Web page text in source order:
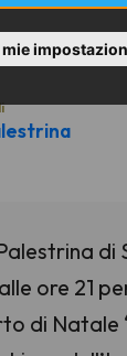
mie
di
ore 21
di Natale